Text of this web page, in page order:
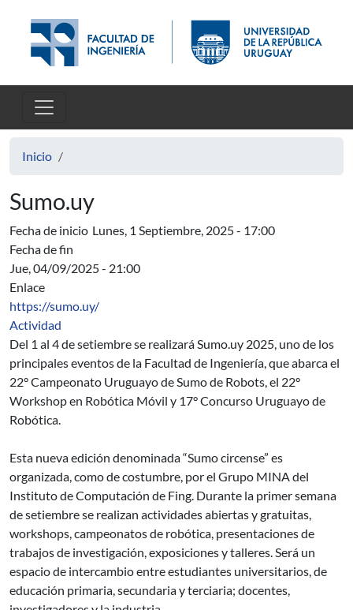
Inicio
Sumo.uy
Fecha de inicio Lunes, 1 Septiembre, 2025 - 17:00
Fecha de fin
Jue, 04/09/2025 - 21:00
Enlace
https://sumo.uy/
Actividad
Del 1 al 4 de setiembre se realizará Sumo.uy 2025, uno de los
principales eventos de la Facultad de Ingeniería, que abarca el
22° Campeonato Uruguayo de Sumo de Robots, el 22°
Workshop en Robótica Móvil y 17° Concurso Uruguayo de
Robótica.
Esta nueva edición denominada “Sumo circense” es
organizada, como de costumbre, por el Grupo MINA del
Instituto de Computación de Fing. Durante la primer semana
de setiembre se realizan actividades abiertas y gratuitas,
workshops, campeonatos de robótica, presentaciones de
trabajos de investigación, exposiciones y talleres. Será un
espacio de intercambio entre estudiantes universitarios, de
educación primaria, secundaria y terciaria; docentes,